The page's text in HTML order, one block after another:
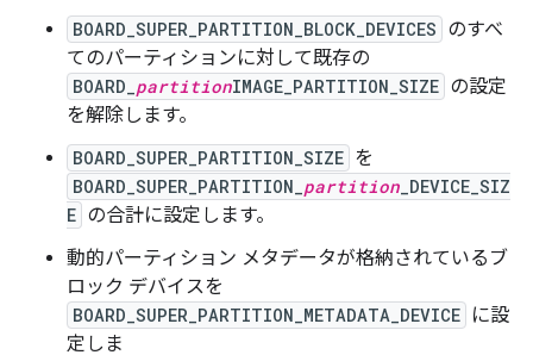
BOARD_SUPER_PARTITION_BLOCK_DEVICES のすべ
てのパーティションに対して既存の
BOARD_ partitionIMAGE_PARTITION_SIZE の設定
を解除します。
BOARD_SUPER_PARTITION_SIZE を
BOARD_SUPER_PARTITION_ partition _DEVICE_SIZ
E の合計に設定します。
動的パーティション メタデータが格納されているブ
ロック デバイスを
BOARD_SUPER_PARTITION_METADATA_DEVICE に設
定しま